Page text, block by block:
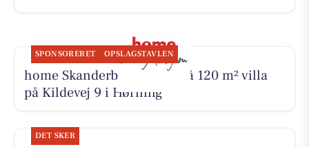
SPONSORERET OPSLAGSTAVLEN
home Skanderborg byder på 120 m² villa
på Kildevej 9 i Hørning
DET SKER